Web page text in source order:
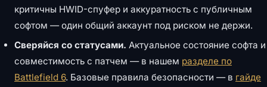
критичны HWID-спуфер и аккуратность с публичным
софтом — один общий аккаунт под риском не держи.
Сверяйся со статусами. Актуальное состояние софта и
совместимость с патчем — в нашем разделе по
Battlefield 6. Базовые правила безопасности — в гайде